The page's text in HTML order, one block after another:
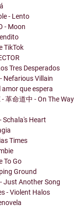
- Lento
- Moon
TikTok
Tres Desperados
Nefarious Villain
amor que espera
- 革命道中 - On The
Schala's Heart
Times
To Go
Ground
Just Another Song
- Violent Halos